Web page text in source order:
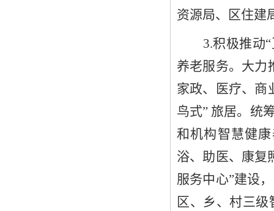
资源局、
区住建
3.积极推动“
养老服务。 大力
家政、
医疗、商
鸟式” 旅居。 统
和机构智慧健
浴、助医、康复
服务中心”建设
区、 乡、村三级